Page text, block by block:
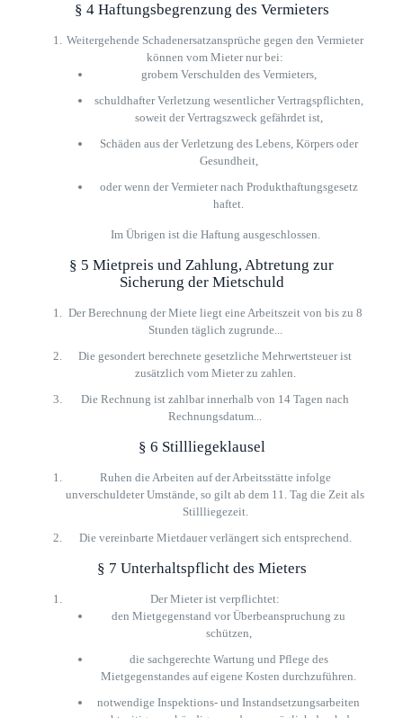
§ 4 Haftungsbegrenzung des Vermieters
Weitergehende Schadenersatzansprüche gegen den Vermieter
können vom Mieter nur bei:
grobem Verschulden des Vermieters,
schuldhafter Verletzung wesentlicher Vertragspflichten,
soweit der Vertragszweck gefährdet ist,
Schäden aus der Verletzung des Lebens, Körpers oder
Gesundheit,
oder wenn der Vermieter nach Produkthaftungsgesetz
haftet.
Im Übrigen ist die Haftung ausgeschlossen.
§ 5 Mietpreis und Zahlung, Abtretung zur
Sicherung der Mietschuld
Der Berechnung der Miete liegt eine Arbeitszeit von bis zu 8
Stunden täglich zugrunde...
Die gesondert berechnete gesetzliche Mehrwertsteuer ist
zusätzlich vom Mieter zu zahlen.
Die Rechnung ist zahlbar innerhalb von 14 Tagen nach
Rechnungsdatum...
§ 6 Stillliegeklausel
Ruhen die Arbeiten auf der Arbeitsstätte infolge
unverschuldeter Umstände, so gilt ab dem 11. Tag die Zeit als
Stillliegezeit.
Die vereinbarte Mietdauer verlängert sich entsprechend.
§ 7 Unterhaltspflicht des Mieters
Der Mieter ist verpflichtet:
den Mietgegenstand vor Überbeanspruchung zu
schützen,
die sachgerechte Wartung und Pflege des
Mietgegenstandes auf eigene Kosten durchzuführen.
notwendige Inspektions- und Instandsetzungsarbeiten